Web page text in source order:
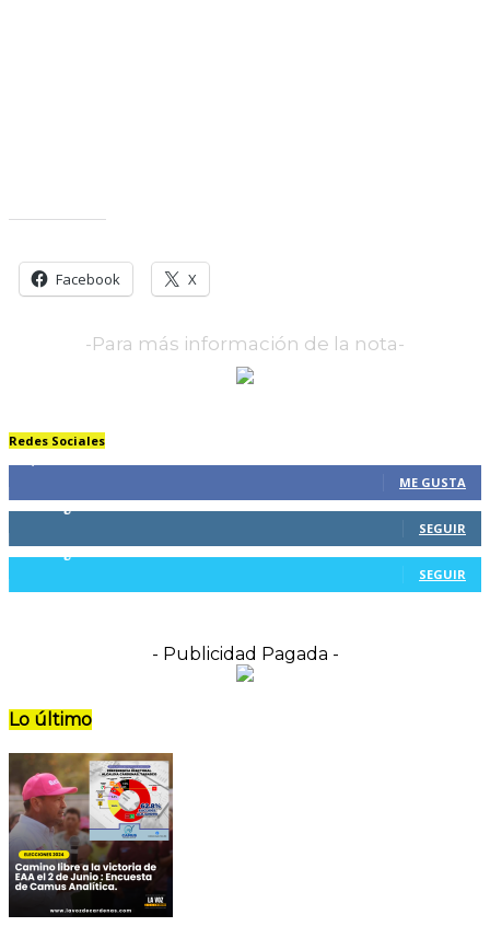
Facebook X
-Para más información de la nota-
Redes Sociales
ME GUSTA
804 Seguidores
SEGUIR
116 Seguidores
SEGUIR
- Publicidad Pagada -
Lo último